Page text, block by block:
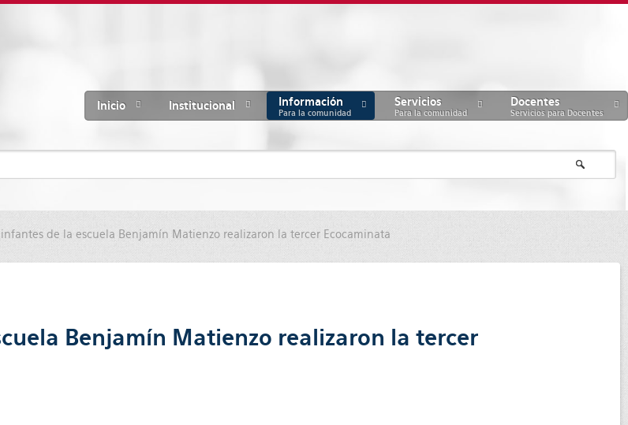
Inicio Institucional Información
Para la comunidad
Servicios
Para la comunidad
Docentes
Servicios para Docentes
de la escuela Benjamín Matienzo realizaron la tercer Ecocaminata
Benjamín Matienzo realizaron la tercer